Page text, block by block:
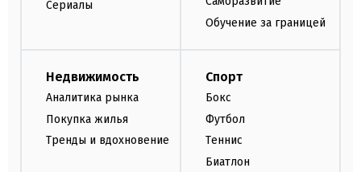
Сериалы
Обучение за границей
Недвижимость
Аналитика рынка
Покупка жилья
Тренды и вдохновение
Спорт
Бокс
Футбол
Теннис
Биатлон